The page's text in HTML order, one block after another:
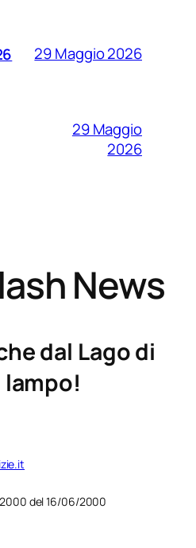
29 Maggio 2026
29 Maggio
2026
News
dal Lago di
lampo!
2000 del 16/06/2000